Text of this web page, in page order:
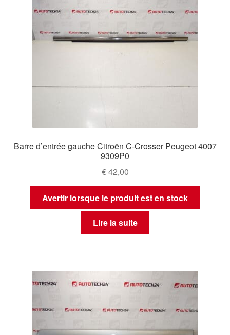
Barre d’entrée gauche Citroën C-Crosser Peugeot 4007
9309P0
€42,00
Avertir lorsque le produit est en stock
Lire la suite